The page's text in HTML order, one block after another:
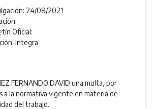
24/08/2021
Oficial:
Integra
FERNANDO DAVID una multa, por
a la normativa vigente en materia de
del trabajo.